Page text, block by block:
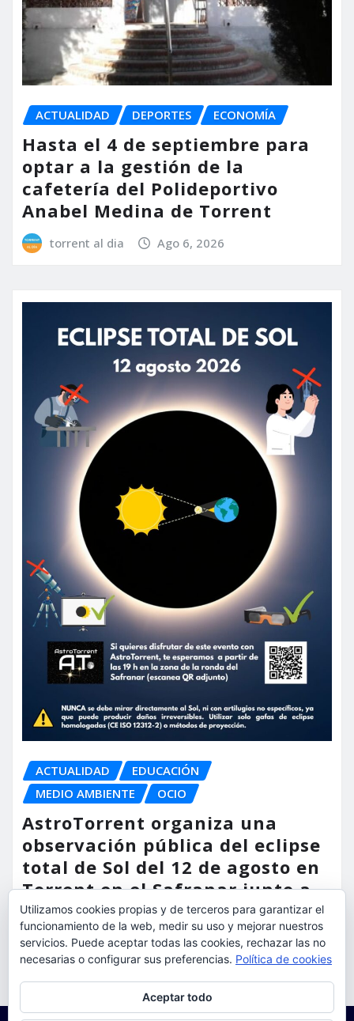
ACTUALIDAD DEPORTES ECONOMÍA
Hasta el 4 de septiembre para
optar a la gestión de la
cafetería del Polideportivo
Anabel Medina de Torrent
torrent al dia Ago 6, 2026
ACTUALIDAD
EDUCACIÓN
MEDIO AMBIENTE
OCIO
AstroTorrent organiza una
observación pública del eclipse
total de Sol del 12 de agosto en
Torrent en el Safranar junto a
las vías del AVE
torrent al dia Ago 5, 2026
Utilizamos cookies propias y de terceros para garantizar el
funcionamiento de la web, medir su uso y mejorar nuestros
servicios. Puede aceptar todas las cookies, rechazar las no
necesarias o configurar sus preferencias. Política de cookies
Aceptar todo